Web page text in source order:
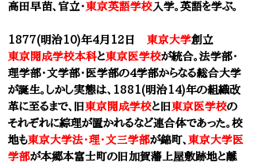
高田早苗、官立・東京英語学校 入学。英語を学ぶ。
1877(明治10)年4月12日 東京大学創立
東京開成学校本科と東京医学校が統合。法学部・
理学部・文学部・医学部の4学部からなる総合大学
が誕生。しかし実態は、1881(明治14)年の組織改
革に至るまで、旧東京開成学校と旧東京医学校の
それぞれに綜理が置かれるなど連合体であった。校
地も東京大学法・理・文三学部が錦町、 東京大学医
学部が本郷本富士町の旧加賀藩上屋敷跡地と離